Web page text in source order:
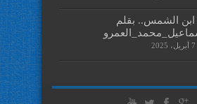
ابن الشمس.. بقلم
7 أبريل، 2025